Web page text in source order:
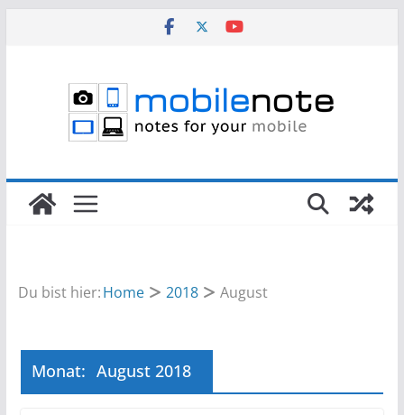
Du bist hier:Home 2018 August
Monat: August 2018